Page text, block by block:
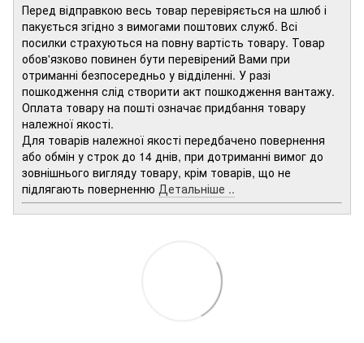
Перед відправкою весь товар перевіряється на шлюб і
пакується згідно з вимогами поштових служб. Всі
посилки страхуються на повну вартість товару. Товар
обов'язково повинен бути перевірений Вами при
отриманні безпосередньо у відділенні. У разі
пошкодження слід створити акт пошкодження вантажу.
Оплата товару на пошті означає придбання товару
належної якості.
Для товарів належної якості передбачено повернення
або обмін у строк до 14 днів, при дотриманні вимог до
зовнішнього вигляду товару, крім товарів, що не
підлягають поверненню Детальніше ..